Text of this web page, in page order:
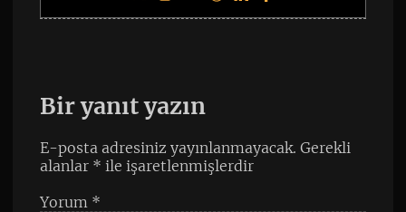
Bir yanıt yazın
E-posta adresiniz yayınlanmayacak. Gerekli
alanlar * ile işaretlenmişlerdir
Yorum *